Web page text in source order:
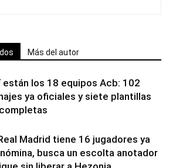
Más del autor
están los 18 equipos Acb: 102
ya oficiales y siete plantillas
Madrid tiene 16 jugadores ya
busca un escolta anotador